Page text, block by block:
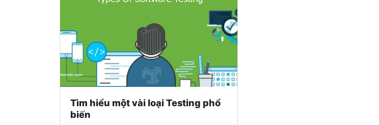
Tìm hiểu một vài loại Testing phổ
biến